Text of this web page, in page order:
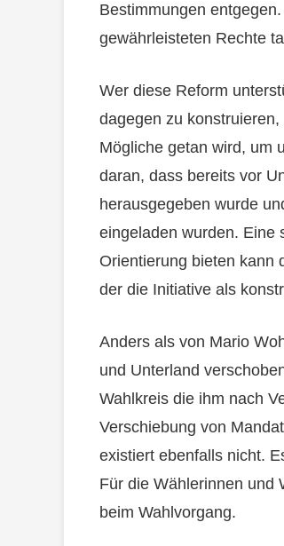
Bestimmungen
gewährleisteten Rechte
Wer diese Reform
dagegen zu
Mögliche getan wird, um
daran, dass bereits vor
herausgegeben wurde
eingeladen wurden. Eine
Orientierung bieten kann
der die Initiative als
Anders als von Mario
und Unterland
Wahlkreis die ihm nach
Verschiebung von
existiert ebenfalls nicht.
Für die Wählerinnen und
beim Wahlvorgang.